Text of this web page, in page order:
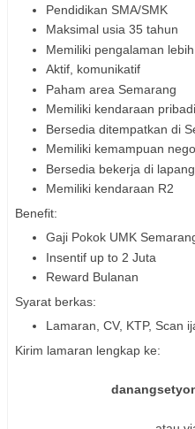
Pendidikan SMA/SMK
Maksimal usia 35 tahun
Memiliki pengalaman
Aktif, komunikatif
Paham area Semarang
Memiliki kendaraan pribadi
Bersedia ditempatkan di
Memiliki kemampuan
Bersedia bekerja di
Memiliki kendaraan R2
Benefit:
Gaji Pokok UMK
Insentif up to 2 Juta
Reward Bulanan
Syarat berkas:
Lamaran, CV, KTP, Scan
Kirim lamaran lengkap ke: